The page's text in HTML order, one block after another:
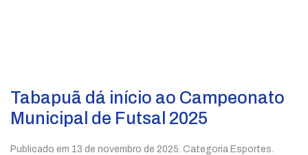
Tabapuã dá início ao Campeonato
Municipal de Futsal 2025
Publicado em 13 de novembro de 2025 . Categoria Esportes.